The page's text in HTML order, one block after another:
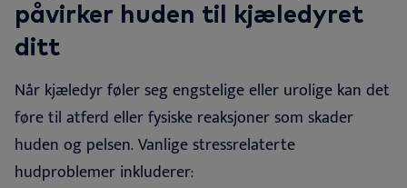
påvirker huden til kjæledyret
ditt
Når kjæledyr føler seg engstelige eller urolige kan det
føre til atferd eller fysiske reaksjoner som skader
huden og pelsen. Vanlige stressrelaterte
hudproblemer inkluderer: